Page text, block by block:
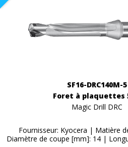
SF16-DRC140M-5
Foret à plaquettes
Magic Drill DRC
Fournisseur: Kyocera | Matière
Diamètre de coupe [mm]: 14 |